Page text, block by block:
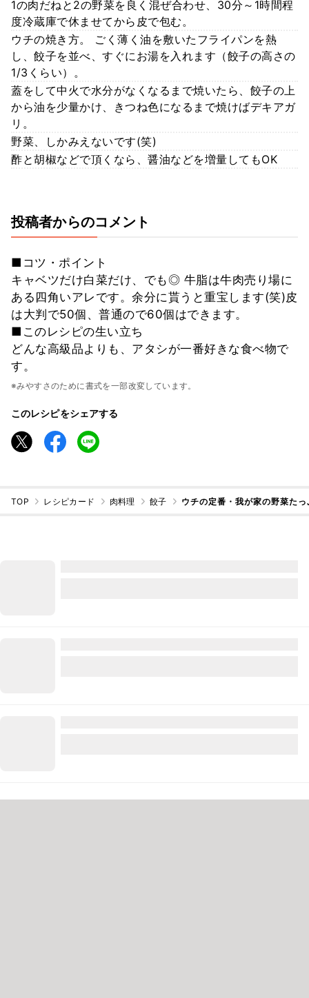
1の肉だねと2の野菜を良く混ぜ合わせ、30分～1時間程
度冷蔵庫で休ませてから皮で包む。
ウチの焼き方。 ごく薄く油を敷いたフライパンを熱
し、餃子を並べ、すぐにお湯を入れます（餃子の高さの
1/3くらい）。
蓋をして中火で水分がなくなるまで焼いたら、餃子の上
から油を少量かけ、きつね色になるまで焼けばデキアガ
リ。
野菜、しかみえないです(笑)
酢と胡椒などで頂くなら、醤油などを増量してもOK
投稿者からのコメント
■コツ・ポイント
キャベツだけ白菜だけ、でも◎ 牛脂は牛肉売り場に
ある四角いアレです。余分に貰うと重宝します(笑)皮
は大判で50個、普通ので60個はできます。
■このレシピの生い立ち
どんな高級品よりも、アタシが一番好きな食べ物で
す。
※みやすさのために書式を一部改変しています。
このレシピをシェアする
TOP レシピカード 肉料理 餃子 ウチの定番・我が家の野菜た